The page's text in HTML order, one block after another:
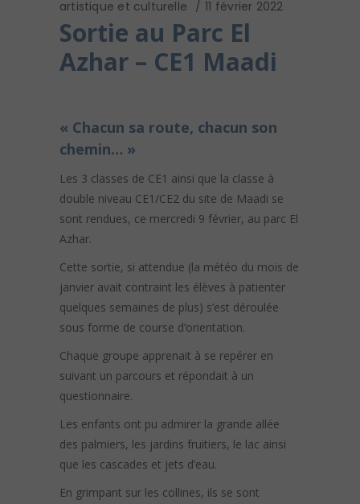
artistique et culturelle
11 février 2022
Sortie au Parc El
Azhar – CE1 Maadi
« Chacun sa route, chacun son
chemin… »
Les 3 classes de CE1 ainsi que la classe à
double niveau CE1/CE2 du site de Maadi se
sont rendues, ce mercredi 9 février, au parc El
Azhar.
Cette sortie, si attendue (la météo du mois de
janvier avait contraint les élèves à patienter
quelques semaines de plus) s’est déroulée
sous forme de course d’orientation.
Chaque groupe apprenait à se repérer en
suivant un parcours et répondait à un
questionnaire.
Les enfants ont pu admirer la grande allée
des palmiers, les jardins fruitiers, le lac ainsi
que les cascades et jets d’eau.
En grimpant sur les collines, ils se sont